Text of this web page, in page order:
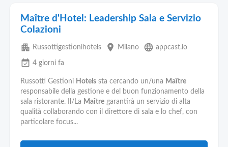
Maître d'Hotel: Leadership Sala e Servizio
Colazioni
apartment Russottigestionihotels place Milano language appcast.io
event_available 4 giorni fa
Russotti Gestioni Hotels sta cercando un/una Maître
responsabile della gestione e del buon funzionamento della
sala ristorante. Il/La Maître garantirà un servizio di alta
qualità collaborando con il direttore di sala e lo chef, con
particolare focus...